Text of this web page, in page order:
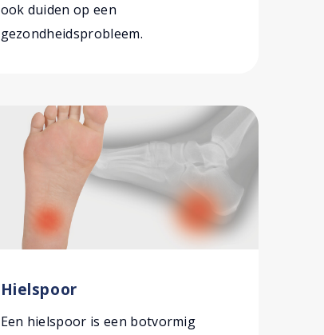
ook duiden op een
gezondheidsprobleem.
Hielspoor
Een hielspoor is een botvormig